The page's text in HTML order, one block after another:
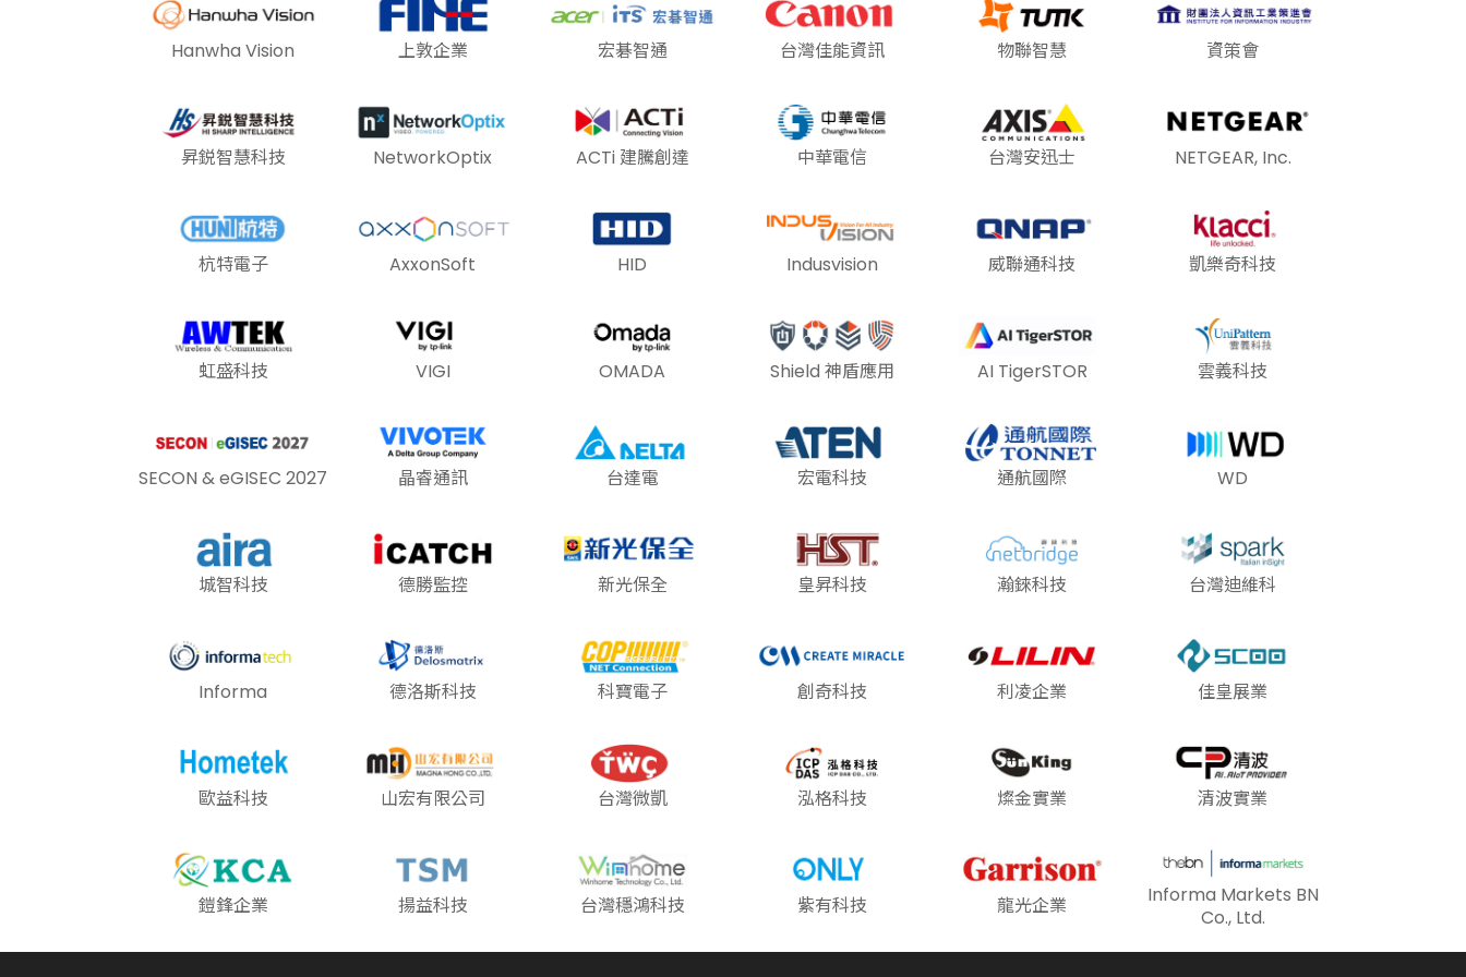
Hanwha Vision 上敦企業 宏碁智通 台灣佳能資訊 物聯智慧 資策會
昇鋭智慧科技 NetworkOptix ACTi 建騰創達 中華電信 台灣安迅士 NETGEAR, Inc.
杭特電子 AxxonSoft HID Indusvision 威聯通科技 凱樂奇科技
虹盛科技 VIGI OMADA Shield 神盾應用 AI TigerSTOR 雲義科技
SECON & eGISEC 2027 晶睿通訊 台達電 宏電科技 通航國際 WD
城智科技 德勝監控 新光保全 皇昇科技 瀚錸科技 台灣迪維科
Informa 德洛斯科技 科寶電子 創奇科技 利凌企業 佳皇展業
歐益科技 山宏有限公司 台灣微凱 泓格科技 燦金實業 清波實業
鎧鋒企業 揚益科技 台灣穩鴻科技 紫有科技 龍光企業
Informa Markets BN
Co., Ltd.